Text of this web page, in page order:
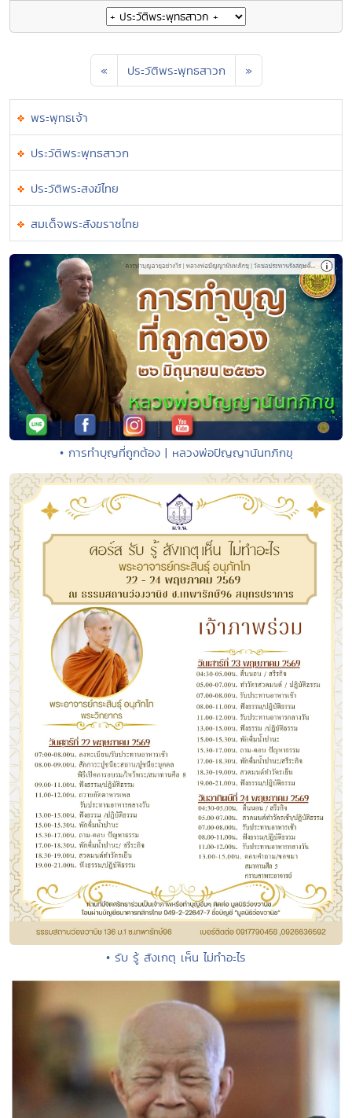
« ประวัติพระพุทธสาวก »
พระพุทธเจ้า
ประวัติพระพุทธสาวก
ประวัติพระสงฆ์ไทย
สมเด็จพระสังฆราชไทย
• การทำบุญที่ถูกต้อง | หลวงพ่อปัญญานันทภิกขุ
• รับ รู้ สังเกตุ เห็น ไม่ทำอะไร